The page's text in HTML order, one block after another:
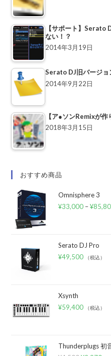
【サポート】Serato
ない！？
2014年3月19日
Serato DJ旧バージョ
2014年9月22日
【ア●ソンRemixが
2018年3月15日
おすすめ商品
Omnisphere 3
¥33,000 –¥
Serato DJ Pro
¥49,500 （税込）
Xsynth
¥59,400 （税込）
Thunderplugs 初